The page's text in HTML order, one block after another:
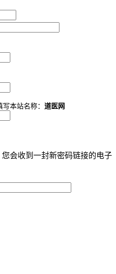
本站名称： 道医网
会收到一封新密码链接的电子